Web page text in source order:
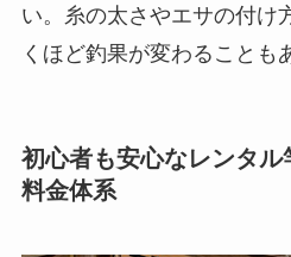
い。糸の太さやエサの付け
くほど釣果が変わることも
初心者も安心なレンタ
料金体系